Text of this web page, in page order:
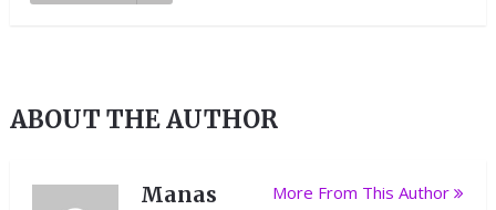
ABOUT THE AUTHOR
Manas More From This Author